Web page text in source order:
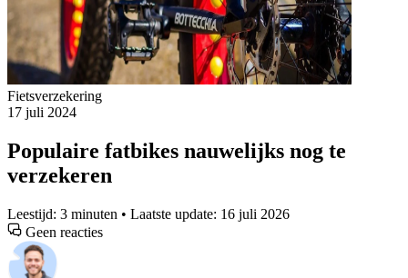
Fietsverzekering
17 juli 2024
Populaire fatbikes nauwelijks nog te
verzekeren
Leestijd: 3 minuten • Laatste update: 16 juli 2026
Geen reacties